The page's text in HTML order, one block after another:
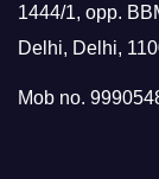
1444/1, opp.
Delhi, Delhi,
Mob no.